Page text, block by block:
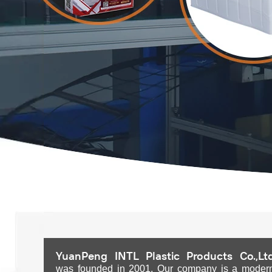
YuanPeng INTL Plastic Products
was founded in 2001. Our company is a